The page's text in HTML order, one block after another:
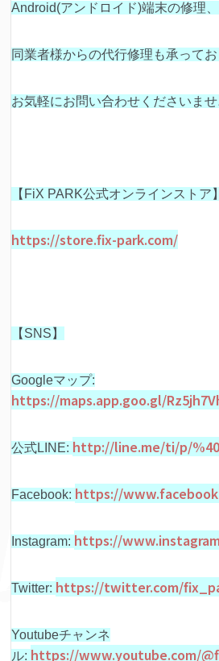
Android(アンドロイド)端末の修理、
同業者様からの代行修理も承って
お気軽にお問い合わせくださいませ
【FiX PARK公式オンラインストア】
https://store.fix-park.com/
【SNS】
Googleマップ:
https://maps.app.goo.gl/
公式LINE: http://line.me/ti/p/
Facebook: https://
Instagram: https://
Twitter: https://twitter.com/
Youtubeチャンネ
ル: https://www.youtube.com/